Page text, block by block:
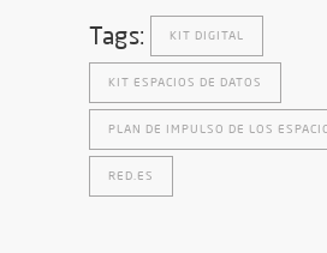
Tags: KIT DIGITAL
KIT ESPACIOS DE DATOS
PLAN DE IMPULSO DE LOS
RED.ES